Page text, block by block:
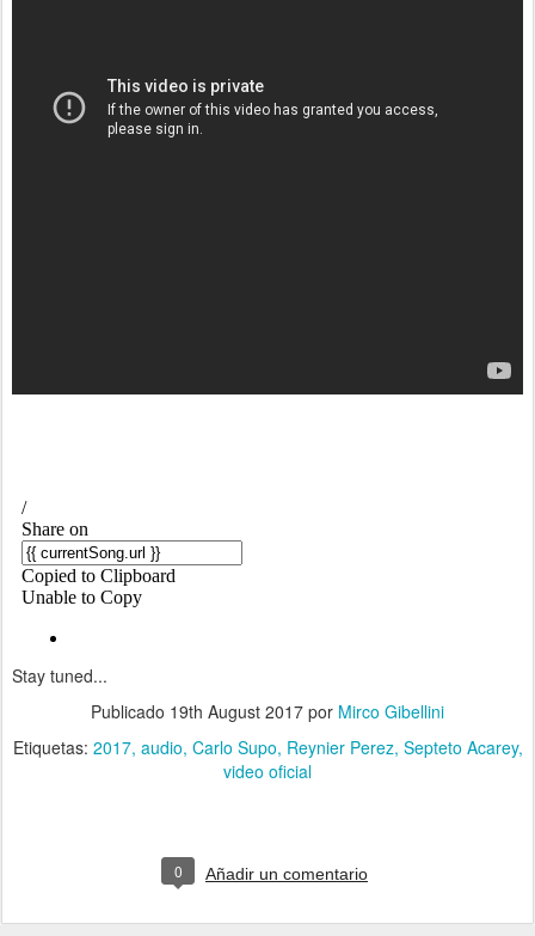
Stay tuned...
Publicado 19th August 2017 por Mirco Gibellini
Etiquetas: 2017 audio Carlo Supo Reynier Perez Septeto Acarey
video oficial
0 Añadir un comentario